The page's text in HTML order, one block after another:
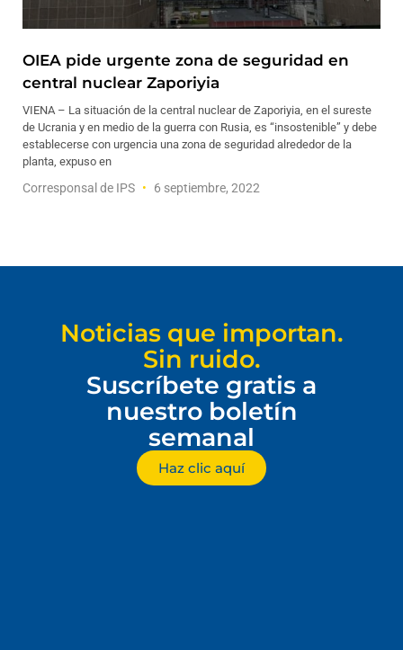
OIEA pide urgente zona de seguridad en
central nuclear Zaporiyia
VIENA – La situación de la central nuclear de Zaporiyia, en el sureste
de Ucrania y en medio de la guerra con Rusia, es “insostenible” y debe
establecerse con urgencia una zona de seguridad alrededor de la
planta, expuso en
Corresponsal de IPS 6 septiembre, 2022
Noticias que importan.
Sin ruido.
Suscríbete gratis a
nuestro boletín
semanal
Haz clic aquí